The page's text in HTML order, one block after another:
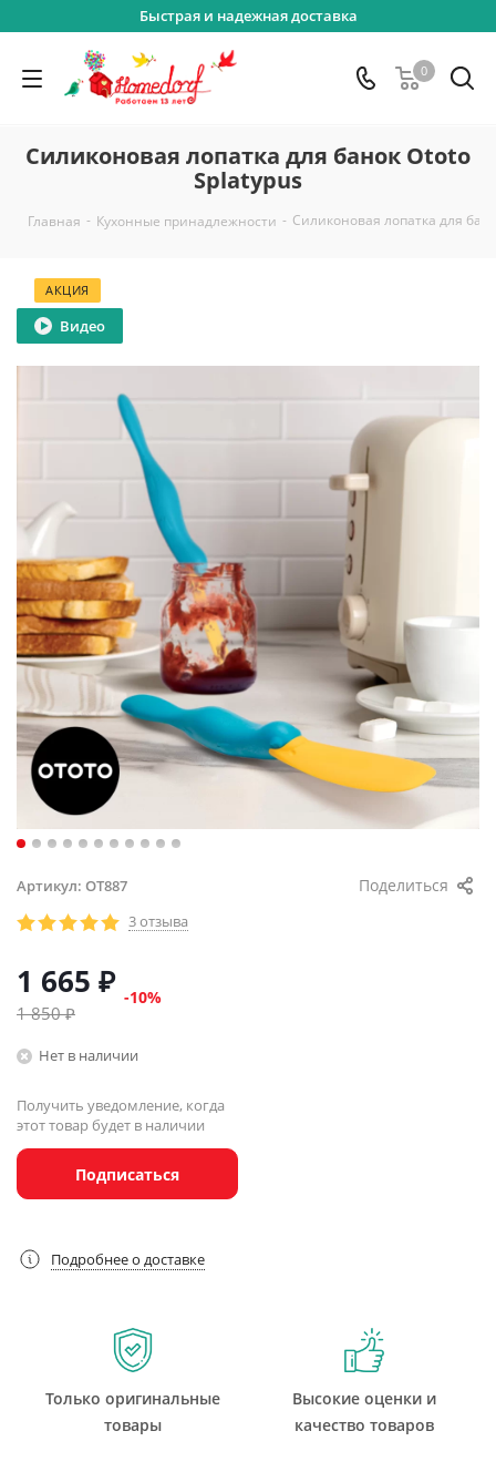
Быстрая и надежная доставка
0
Силиконовая лопатка для банок Ototo
Splatypus
Главная - Кухонные принадлежности - Силиконовая лопатка для
АКЦИЯ
Видео
Артикул: OT887 Поделиться
3 отзыва
1 665 ₽
1 850₽
-10%
Нет в наличии
Получить уведомление, когда
этот товар будет в наличии
Подписаться
Подробнее о доставке
Только оригинальные
товары
Высокие оценки и
качество товаров